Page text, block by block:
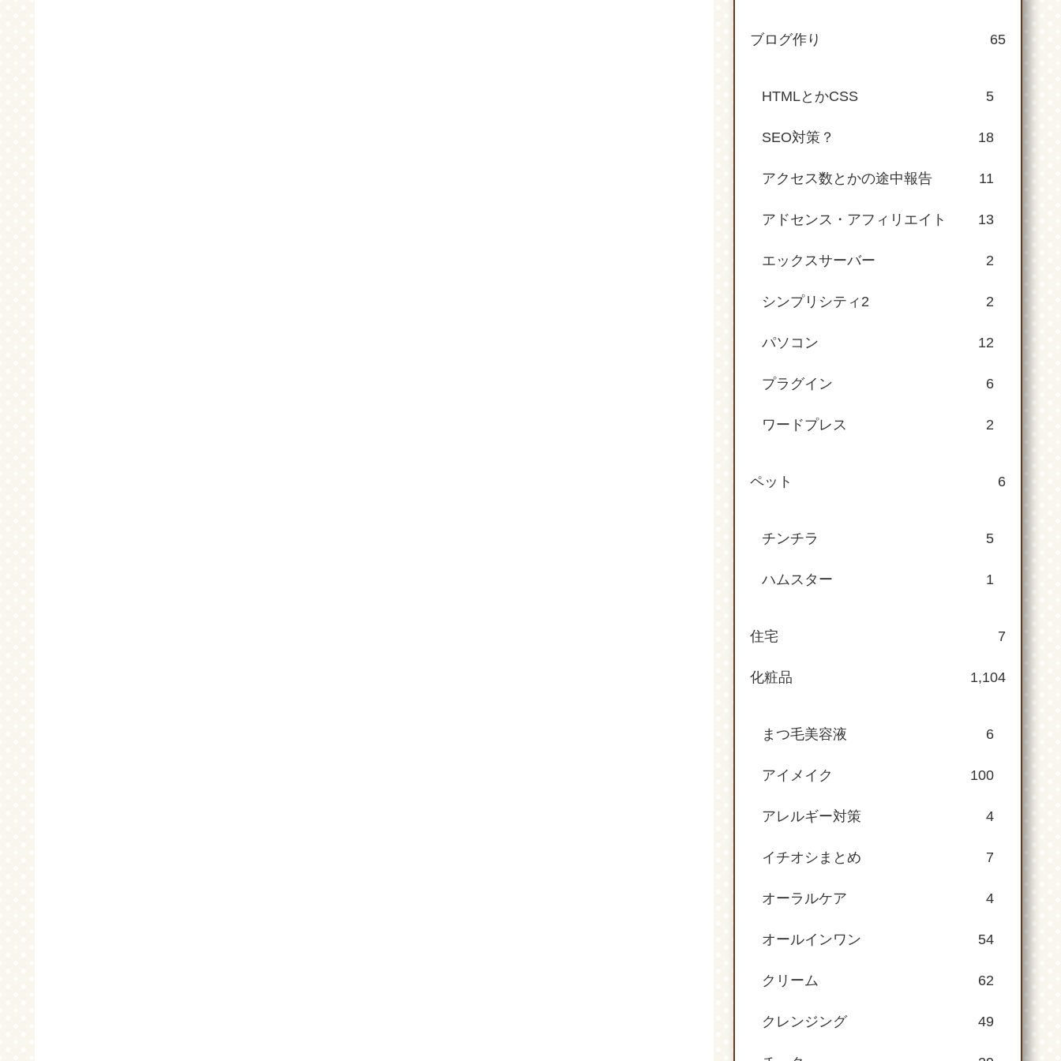
ブログ作り 65
HTMLとかCSS 5
SEO対策？ 18
アクセス数とかの途中報告 11
アドセンス・アフィリエイト 13
エックスサーバー 2
シンプリシティ2 2
パソコン 12
プラグイン 6
ワードプレス 2
ペット 6
チンチラ 5
ハムスター 1
住宅 7
化粧品 1,104
まつ毛美容液 6
アイメイク 100
アレルギー対策 4
イチオシまとめ 7
オーラルケア 4
オールインワン 54
クリーム 62
クレンジング 49